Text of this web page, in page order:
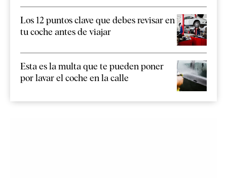
Los 12 puntos clave que debes revisar en
tu coche antes de viajar
Esta es la multa que te pueden poner
por lavar el coche en la calle